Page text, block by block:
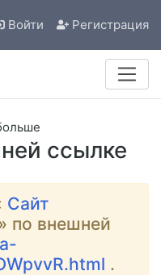
Войти Регистрация
ссылке
Сайт
по внешней
.